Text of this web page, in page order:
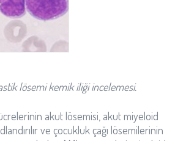
lösemi kemik iliği incelemesi.
akut lösemisi, akut miyeloid
ve çocukluk çağı lösemilerinin